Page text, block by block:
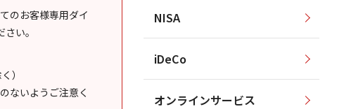
のお客様専用ダイ
い。
）
ないようご注意く
NISA
iDeCo
オンラインサービス